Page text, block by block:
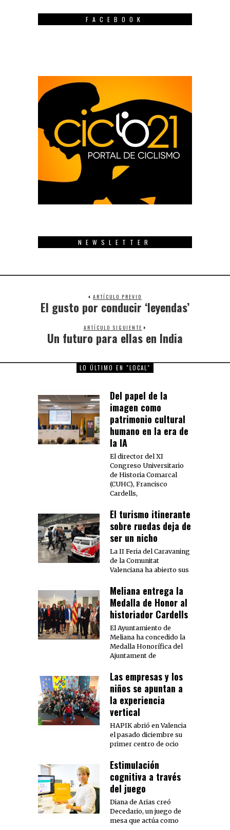
FACEBOOK
NEWSLETTER
ARTÍCULO PREVIO
Previous
El gusto por conducir ‘leyendas’
ARTÍCULO SIGUIENTE
Next
Un futuro para ellas en India
LO ÚLTIMO EN "LOCAL"
Del papel de la
imagen como
patrimonio cultural
humano en la era de
la IA
El director del XI
Congreso Universitario
de Historia Comarcal
(CUHC), Francisco
Cardells,
El turismo itinerante
sobre ruedas deja de
ser un nicho
La II Feria del Caravaning
de la Comunitat
Valenciana ha abierto sus
Meliana entrega la
Medalla de Honor al
historiador Cardells
El Ayuntamiento de
Meliana ha concedido la
Medalla Honorífica del
Ajuntament de
Las empresas y los
niños se apuntan a
la experiencia
vertical
HAPIK abrió en Valencia
el pasado diciembre su
primer centro de ocio
Estimulación
cognitiva a través
del juego
Diana de Arias creó
Decedario, un juego de
mesa que actúa como